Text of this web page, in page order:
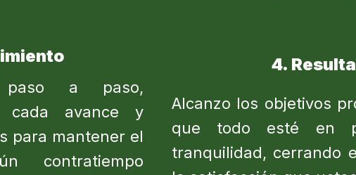
paso a paso,
cada avance y
para mantener el
contratiempo
4.
Alcanzo los objetivos
que todo esté en
tranquilidad, cerrando